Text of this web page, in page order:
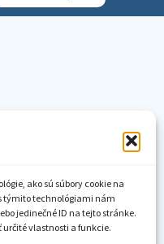
ako sú súbory cookie na
týmito technológiami nám
jedinečné ID na tejto stránke.
vlastnosti a funkcie.